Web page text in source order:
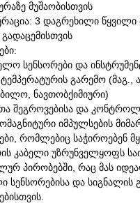
მუშაობისთვის
3 დაგრეხილი
სენსორები და
გარემო (მაგ.,
ნავთობქიმიური)
შეგროვებისა და
იმპულსების
რომლებიც საჭიროებენ
კაბელიუზრუნველყოფს
პირობებში, რაც მას
სენსორებისა და სიგნალის